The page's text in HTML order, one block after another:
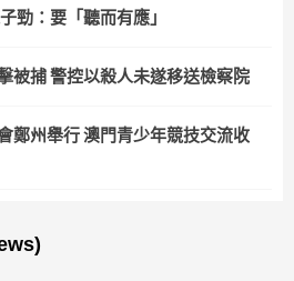
勁：要「聽而有應」
被捕 警控以殺人未遂移送檢察院
鄭州舉行 澳門青少年競技交流收